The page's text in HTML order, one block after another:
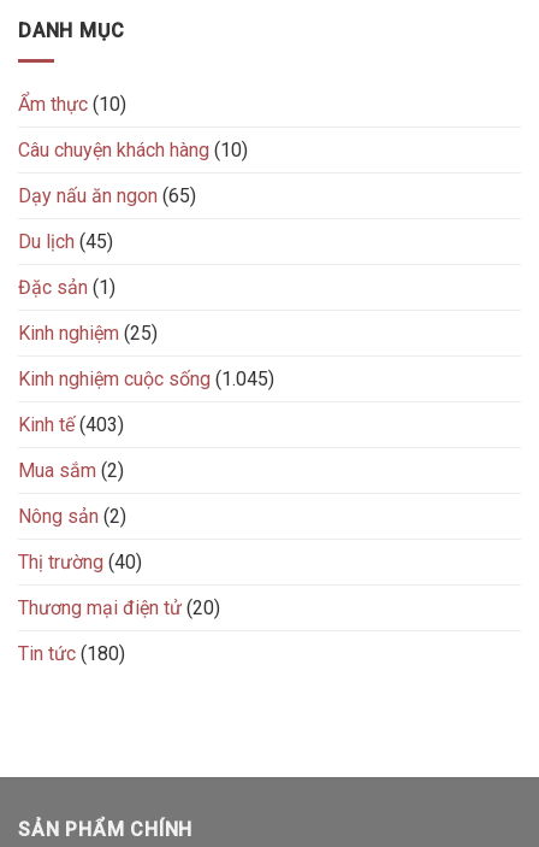
DANH MỤC
Ẩm thực (10)
Câu chuyện khách hàng (10)
Dạy nấu ăn ngon (65)
Du lịch (45)
Đặc sản (1)
Kinh nghiệm (25)
Kinh nghiệm cuộc sống (1.045)
Kinh tế(403)
Mua sắm (2)
Nông sản (2)
Thị trường (40)
Thương mại điện tử (20)
Tin tức (180)
SẢN PHẨM CHÍNH